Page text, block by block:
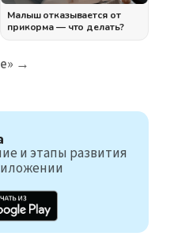
Малыш отказывается от
прикорма — что делать?
→
и этапы развития